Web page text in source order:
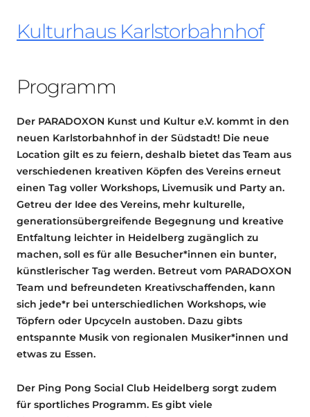
Kulturhaus Karlstorbahnhof
Programm
Der PARADOXON Kunst und Kultur e.V. kommt in den
neuen Karlstorbahnhof in der Südstadt! Die neue
Location gilt es zu feiern, deshalb bietet das Team aus
verschiedenen kreativen Köpfen des Vereins erneut
einen Tag voller Workshops, Livemusik und Party an.
Getreu der Idee des Vereins, mehr kulturelle,
generationsübergreifende Begegnung und kreative
Entfaltung leichter in Heidelberg zugänglich zu
machen, soll es für alle Besucher*innen ein bunter,
künstlerischer Tag werden. Betreut vom PARADOXON
Team und befreundeten Kreativschaffenden, kann
sich jede*r bei unterschiedlichen Workshops, wie
Töpfern oder Upcyceln austoben. Dazu gibts
entspannte Musik von regionalen Musiker*innen und
etwas zu Essen.
Der Ping Pong Social Club Heidelberg sorgt zudem
für sportliches Programm. Es gibt viele